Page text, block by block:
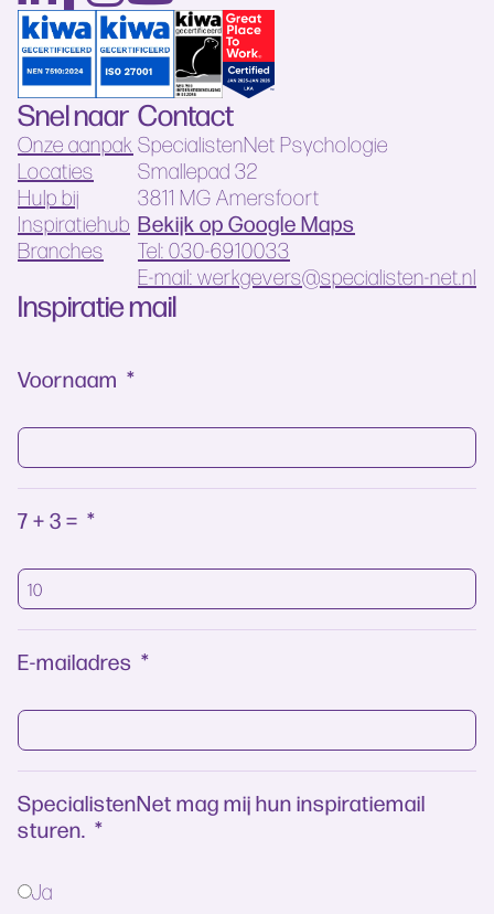
Snel naar
Onze aanpak
Locaties
Hulp bij
Inspiratiehub
Branches
Contact
SpecialistenNet Psychologie
Smallepad 32
3811 MG Amersfoort
Bekijk op Google Maps
Tel: 030-6910033
E-mail: werkgevers@specialisten-net.nl
Inspiratie mail
Voornaam *
7 + 3 = *
E-mailadres *
SpecialistenNet mag mij hun inspiratiemail
sturen. *
Ja